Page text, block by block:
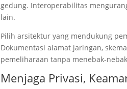
gedung. Interoperabilitas
lain.
Pilih arsitektur yang mendukung
Dokumentasi alamat jaringan,
pemeliharaan tanpa menebak-
Menjaga Privasi,